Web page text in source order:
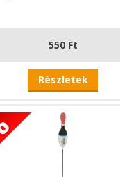
550 Ft
Részletek